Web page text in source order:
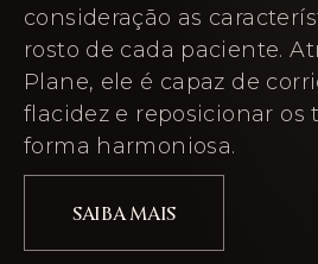
consideração as
rosto de cada paciente.
Plane, ele é capaz de
flacidez e reposicionar os
forma harmoniosa.
SAIBA MAIS